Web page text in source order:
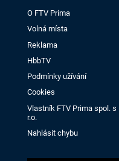
O FTV Prima
Volná místa
Reklama
HbbTV
Podmínky užívání
Cookies
Vlastník FTV Prima spol. s
r.o.
Nahlásit chybu